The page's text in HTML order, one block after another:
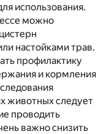
использования.
можно
настойками трав.
профилактику
и кормления
животных следует
проводить
важно снизить